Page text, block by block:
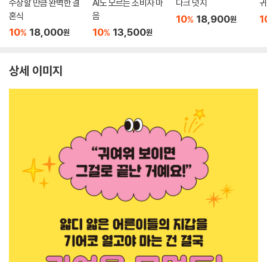
수상할 만큼 완벽한 결
혼식
10% 18,000원
AI도 모르는 소비자 마
음
10% 13,500원
다크 넛지
10% 18,900원
상세 이미지